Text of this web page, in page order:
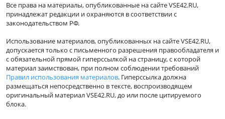
Все права на материалы, опубликованные на сайте VSE42.RU,
принадлежат редакции и охраняются в соответствии с
законодательством РФ.
Использование материалов, опубликованных на сайте VSE42.RU,
допускается только с письменного разрешения правообладателя и
с обязательной прямой гиперссылкой на страницу, с которой
материал заимствован, при полном соблюдении требований
Правил использования материалов. Гиперссылка должна
размещаться непосредственно в тексте, воспроизводящем
оригинальный материал VSE42.RU, до или после цитируемого
блока.